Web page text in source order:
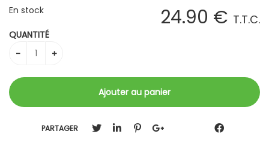
24.90 € T.T.C.
En stock
QUANTITÉ
PARTAGER